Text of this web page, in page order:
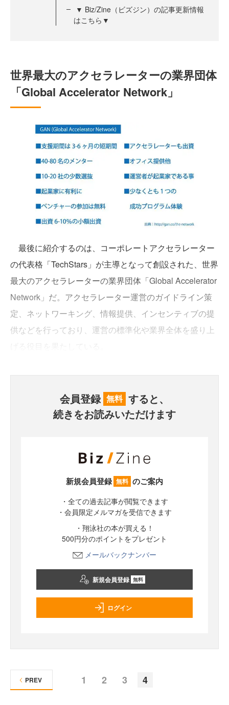
▼ Biz/Zine（ビズジン）の記事更新情報
はこちら▼
世界最大のアクセラレーターの業界団体
「Global Accelerator Network」
最後に紹介するのは、コーポレートアクセラレーター
の代表格「TechStars」が主導となって創設された、世界
最大のアクセラレーターの業界団体「Global Accelerator
Network」だ。アクセラレーター運営のガイドライン策
定、ネットワーキング、情報提供、インセンティブの提
供などを行っており、運営の標準化や業界全体を盛り上
会員登録 無料 すると、
続きをお読みいただけます
新規会員登録 無料 のご案内
・全ての過去記事が閲覧できます
・会員限定メルマガを受信できます
・翔泳社の本が買える！
500円分のポイントをプレゼント
メールバックナンバー
新規会員登録 無料
ログイン
1 2 3 4
PREV